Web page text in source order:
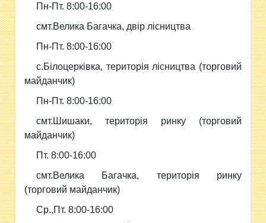
Пн-Пт. 8:00-16:00
смт.Велика Багачка, двір лісництва
Пн-Пт. 8:00-16:00
с.Білоцерківка, територія лісництва (торговий
майданчик)
Пн-Пт. 8:00-16:00
смт.Шишаки, територія ринку (торговий
майданчик)
Пт. 8:00-16:00
смт.Велика Багачка, територія ринку
(торговий майданчик)
Ср.,Пт. 8:00-16:00